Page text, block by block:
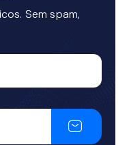
Sem spam,